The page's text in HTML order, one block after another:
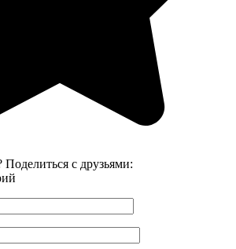
Поделиться с друзьями: